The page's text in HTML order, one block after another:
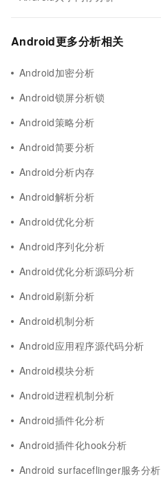
Android更多分析相关
Android加密分析
Android锁屏分析锁
Android策略分析
Android简要分析
Android分析内存
Android解析分析
Android优化分析
Android序列化分析
Android优化分析源码分析
Android刷新分析
Android机制分析
Android应用程序源代码分析
Android模块分析
Android进程机制分析
Android插件化分析
Android插件化hook分析
Android surfaceflinger服务分析